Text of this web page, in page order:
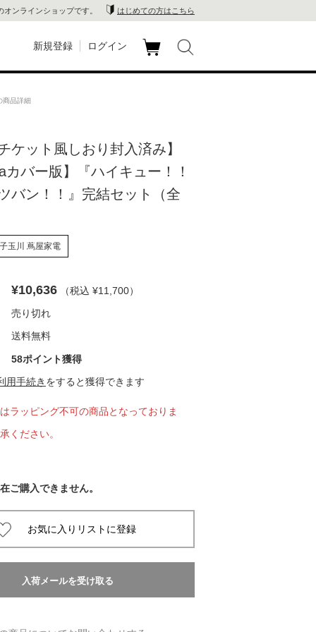
ンラインショップです。 はじめての方はこちら
蔦
蔦
崎
屋
屋
新規登録 ログイン
品詳細
ケット風しおり封入済み】
カバー版】『ハイキュー！！
バン！！』完結セット（全
玉川 蔦屋家電
¥10,636 （税込 ¥11,700）
売り切れ
送料無料
58ポイント獲得
用手続き をすると獲得できます
ラッピング不可の商品となっておりま
ください。
ご購入できません。